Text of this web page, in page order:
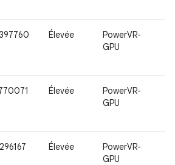
Élevée
PowerVR-
GPU
Élevée
PowerVR-
GPU
Élevée
PowerVR-
GPU